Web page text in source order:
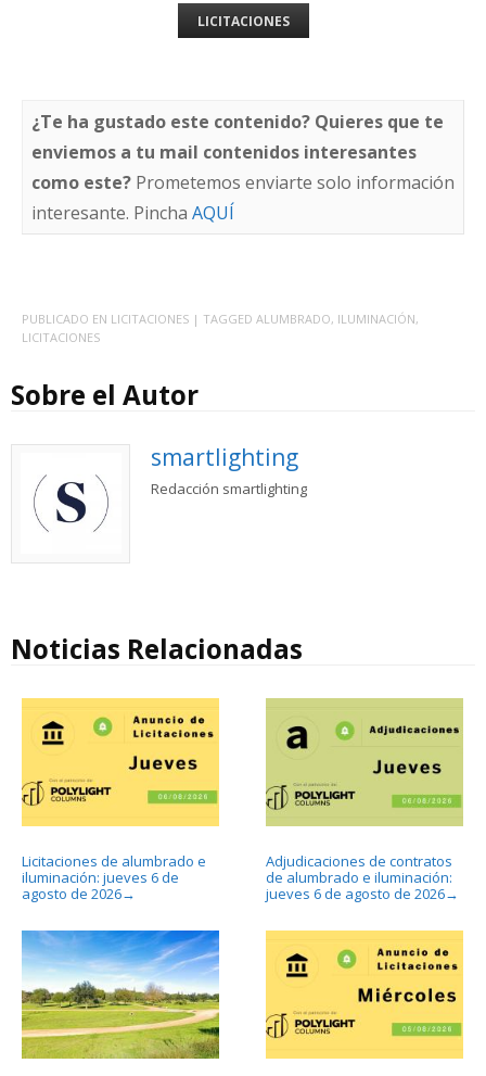
LICITACIONES
¿Te ha gustado este contenido? Quieres que te
enviemos a tu mail contenidos interesantes
como este? Prometemos enviarte solo información
interesante. Pincha AQUÍ
PUBLICADO EN LICITACIONES | TAGGED ALUMBRADO, ILUMINACIÓN,
LICITACIONES
Sobre el Autor
smartlighting
Redacción smartlighting
Noticias Relacionadas
Licitaciones de alumbrado e
iluminación: jueves 6 de
agosto de 2026→
Adjudicaciones de contratos
de alumbrado e iluminación:
jueves 6 de agosto de 2026→